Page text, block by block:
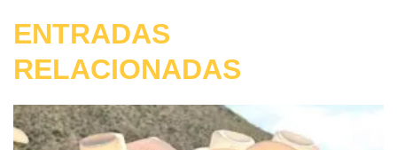
ENTRADAS
RELACIONADAS